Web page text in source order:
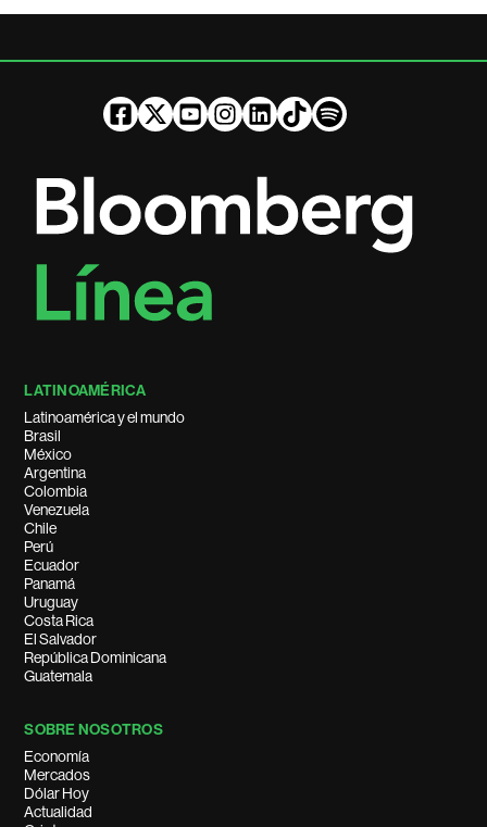
LATINOAMÉRICA
Latinoamérica y el mundo
Brasil
México
Argentina
Colombia
Venezuela
Chile
Perú
Ecuador
Panamá
Uruguay
Costa Rica
El Salvador
República Dominicana
Guatemala
SOBRE NOSOTROS
Economía
Mercados
Dólar Hoy
Actualidad